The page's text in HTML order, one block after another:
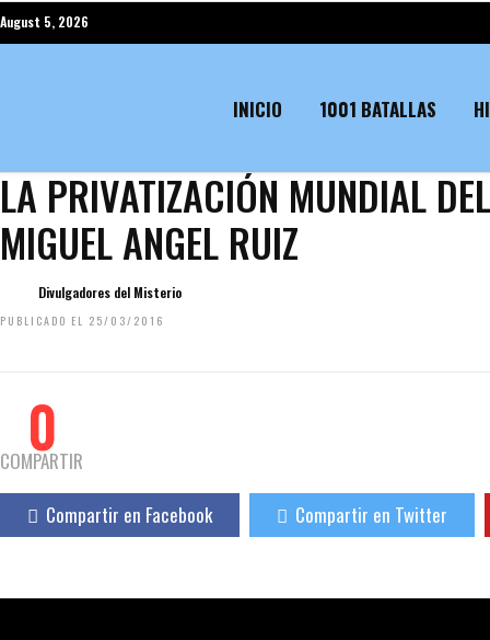
August 5, 2026
INICIO 1001 BATALLAS
LA PRIVATIZACIÓN MUNDIAL
MIGUEL ANGEL RUIZ
Divulgadores del Misterio
PUBLICADO EL 25/03/2016
0
COMPARTIR
Compartir en Facebook
Compartir en Twitter